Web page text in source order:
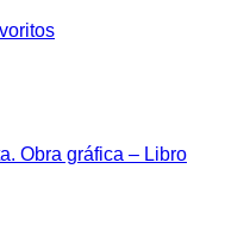
Obra gráfica – Libro